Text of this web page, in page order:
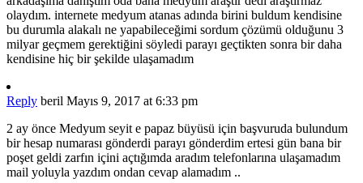
olaydım. internete medyum atanas adında birini buldum kendisine
bu durumla alakalı ne yapabileceğimi sordum çözümü olduğunu 3
milyar geçmem gerektiğini söyledi parayı geçtikten sonra bir daha
kendisine hiç bir şekilde ulaşamadım
Reply beril Mayıs 9, 2017 at 6:33 pm
2 ay önce Medyum seyit e papaz büyüsü için başvuruda bulundum
bir hesap numarası gönderdi parayı gönderdim ertesi gün bana bir
poşet geldi zarfın içini açtığımda aradım telefonlarına ulaşamadım
mail yoluyla yazdım ondan cevap alamadım ..